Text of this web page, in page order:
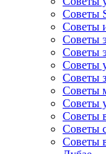
Советы
Советы
Советы
Советы
Советы
Советы
Советы
Советы
Советы
Советы
Советы